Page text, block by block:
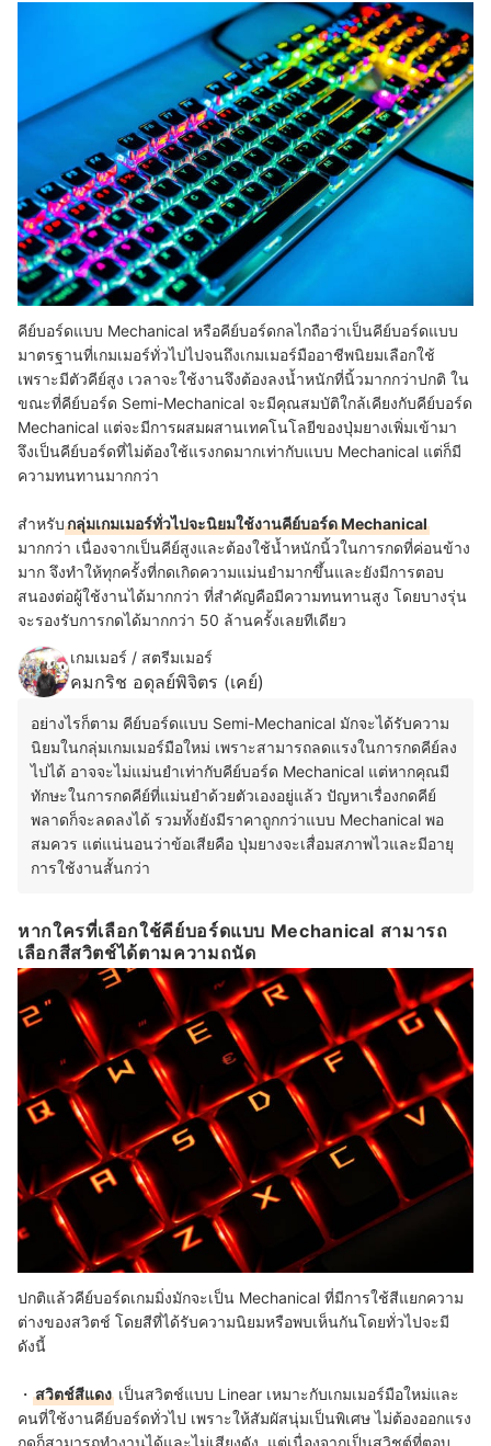
คีย์บอร์ดแบบ Mechanical หรือคีย์บอร์ดกลไกถือว่าเป็นคีย์บอร์ดแบบ
มาตรฐานที่เกมเมอร์ทั่วไปไปจนถึงเกมเมอร์มืออาชีพนิยมเลือกใช้
เพราะมีตัวคีย์สูง เวลาจะใช้งานจึงต้องลงน้ำหนักที่นิ้วมากกว่าปกติ ใน
ขณะที่คีย์บอร์ด Semi-Mechanical จะมีคุณสมบัติใกล้เคียงกับคีย์บอร์ด
Mechanical แต่จะมีการผสมผสานเทคโนโลยีของปุ่มยางเพิ่มเข้ามา
จึงเป็นคีย์บอร์ดที่ไม่ต้องใช้แรงกดมากเท่ากับแบบ Mechanical แต่ก็มี
ความทนทานมากกว่า
สำหรับกลุ่มเกมเมอร์ทั่วไปจะนิยมใช้งานคีย์บอร์ด Mechanical
มากกว่า เนื่องจากเป็นคีย์สูงและต้องใช้น้ำหนักนิ้วในการกดที่ค่อนข้าง
มาก จึงทำให้ทุกครั้งที่กดเกิดความแม่นยำมากขึ้นและยังมีการตอบ
สนองต่อผู้ใช้งานได้มากกว่า ที่สำคัญคือมีความทนทานสูง โดยบางรุ่น
จะรองรับการกดได้มากกว่า 50 ล้านครั้งเลยทีเดียว
เกมเมอร์ / สตรีมเมอร์
คมกริช อดุลย์พิจิตร (เคย์)
อย่างไรก็ตาม คีย์บอร์ดแบบ Semi-Mechanical มักจะได้รับความ
นิยมในกลุ่มเกมเมอร์มือใหม่ เพราะสามารถลดแรงในการกดคีย์ลง
ไปได้ อาจจะไม่แม่นยำเท่ากับคีย์บอร์ด Mechanical แต่หากคุณมี
ทักษะในการกดคีย์ที่แม่นยำด้วยตัวเองอยู่แล้ว ปัญหาเรื่องกดคีย์
พลาดก็จะลดลงได้ รวมทั้งยังมีราคาถูกกว่าแบบ Mechanical พอ
สมควร แต่แน่นอนว่าข้อเสียคือ ปุ่มยางจะเสื่อมสภาพไวและมีอายุ
การใช้งานสั้นกว่า
หากใครที่เลือกใช้คีย์บอร์ดแบบ Mechanical สามารถ
เลือกสีสวิตช์ได้ตามความถนัด
ปกติแล้วคีย์บอร์ดเกมมิ่งมักจะเป็น Mechanical ที่มีการใช้สีแยกความ
ต่างของสวิตช์ โดยสีที่ได้รับความนิยมหรือพบเห็นกันโดยทั่วไปจะมี
ดังนี้
・ สวิตช์สีแดง เป็นสวิตช์แบบ Linear เหมาะกับเกมเมอร์มือใหม่และ
คนที่ใช้งานคีย์บอร์ดทั่วไป เพราะให้สัมผัสนุ่มเป็นพิเศษ ไม่ต้องออกแรง
กดก็สามารถทำงานได้และไม่เสียงดัง แต่เนื่องจากเป็นสวิชต์ที่ตอบ